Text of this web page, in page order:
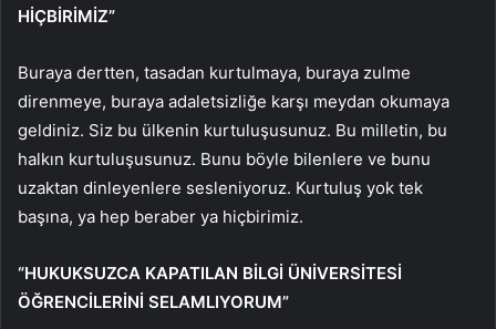
HİÇBİRİMİZ”
Buraya dertten, tasadan kurtulmaya, buraya zulme
direnmeye, buraya adaletsizliğe karşı meydan okumaya
geldiniz. Siz bu ülkenin kurtuluşusunuz. Bu milletin, bu
halkın kurtuluşusunuz. Bunu böyle bilenlere ve bunu
uzaktan dinleyenlere sesleniyoruz. Kurtuluş yok tek
başına, ya hep beraber ya hiçbirimiz.
“HUKUKSUZCA KAPATILAN BİLGİ ÜNİVERSİTESİ
ÖĞRENCİLERİNİ SELAMLIYORUM”